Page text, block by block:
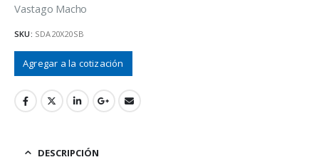
Vastago Macho
SKU: SDA20X20SB
Agregar a la cotización
DESCRIPCIÓN